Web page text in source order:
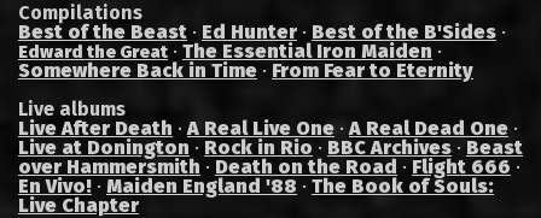
Compilations
Best of the Beast · Ed Hunter · Best of the B'Sides ·
Edward the Great · The Essential Iron Maiden ·
Somewhere Back in Time · From Fear to Eternity
Live albums
Live After Death ·A Real Live One ·A Real Dead One ·
Live at Donington · Rock in Rio · BBC Archives · Beast
over Hammersmith · Death on the Road · Flight 666 ·
En Vivo! · Maiden England '88 · The Book of Souls:
Live Chapter